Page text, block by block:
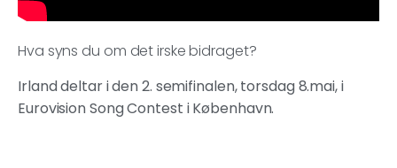
Hva syns du om det irske bidraget?
Irland deltar i den 2. semifinalen, torsdag 8.mai, i
Eurovision Song Contest i København.